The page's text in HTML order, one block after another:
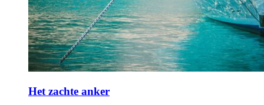
Het zachte anker